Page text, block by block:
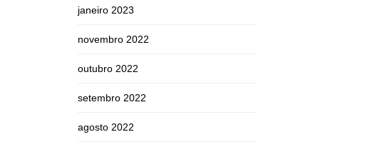
janeiro 2023
novembro 2022
outubro 2022
setembro 2022
agosto 2022